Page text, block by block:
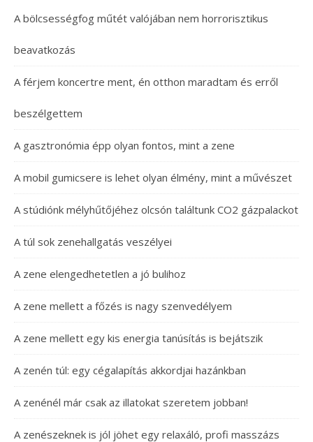
A bölcsességfog műtét valójában nem horrorisztikus
beavatkozás
A férjem koncertre ment, én otthon maradtam és erről
beszélgettem
A gasztronómia épp olyan fontos, mint a zene
A mobil gumicsere is lehet olyan élmény, mint a művészet
A stúdiónk mélyhűtőjéhez olcsón találtunk CO2 gázpalackot
A túl sok zenehallgatás veszélyei
A zene elengedhetetlen a jó bulihoz
A zene mellett a főzés is nagy szenvedélyem
A zene mellett egy kis energia tanúsítás is bejátszik
A zenén túl: egy cégalapítás akkordjai hazánkban
A zenénél már csak az illatokat szeretem jobban!
A zenészeknek is jól jöhet egy relaxáló, profi masszázs